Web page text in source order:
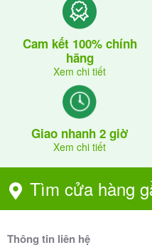
Cam kết 100% chính
hãng
Xem chi tiết
Giao nhanh 2 giờ
Xem chi tiết
Tìm cửa hàng
Thông tin liên hệ